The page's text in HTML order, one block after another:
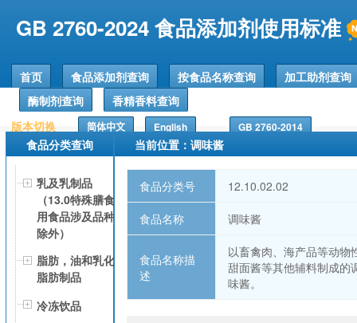
GB 2760-2024 食品添加剂使用标准
首页 食品添加剂查询 按食品名称查询
加工助剂查询
酶制剂查询
香精香料查询
版本切换
简体中文 English GB 2760-2014
食品分类查询
乳及乳制品
（13.0特殊膳食
用食品涉及品种
除外）
脂肪，油和乳化
脂肪制品
冷冻饮品
当前位置：调味酱
食品分类号 12.10.02.02
食品名称 调味酱
食品名称描
述
以畜禽肉、海产品等动物
甜面酱等其他辅料制成的
味酱。